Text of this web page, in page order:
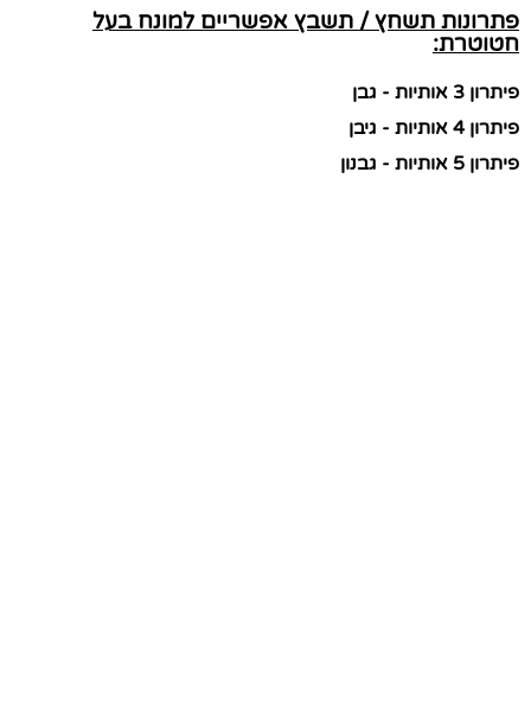
פתרונות תשחץ / תשבץ אפשריים למונח בעל
חטוטרת:
פיתרון 3 אותיות - גבן
פיתרון 4 אותיות - גיבן
פיתרון 5 אותיות - גבנון